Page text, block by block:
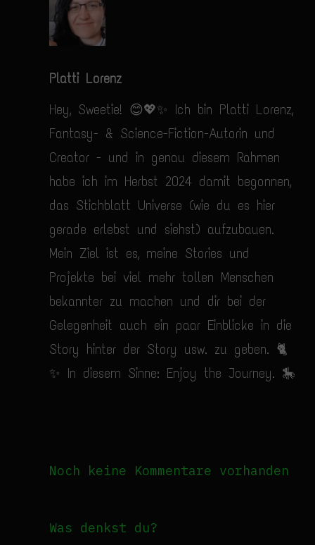
Platti Lorenz
Hey, Sweetie! 😊💖✨ Ich bin Platti Lorenz,
Fantasy- & Science-Fiction-Autorin und
Creator - und in genau diesem Rahmen
habe ich im Herbst 2024 damit begonnen,
das Stichblatt Universe (wie du es hier
gerade erlebst und siehst) aufzubauen.
Mein Ziel ist es, meine Stories und
Projekte bei viel mehr tollen Menschen
bekannter zu machen und dir bei der
Gelegenheit auch ein paar Einblicke in die
Story hinter der Story usw. zu geben. 🐈
✨ In diesem Sinne: Enjoy the Journey. 🎠
Noch keine Kommentare vorhanden
Was denkst du?